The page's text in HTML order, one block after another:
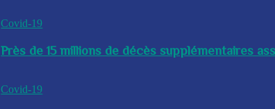
Covid-19
Près de 15 millions de décès supplémentaires
Covid-19